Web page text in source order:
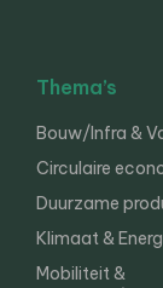
Thema’s
Bouw/Infra &
Circulaire
Duurzame
Klimaat &
Mobiliteit &